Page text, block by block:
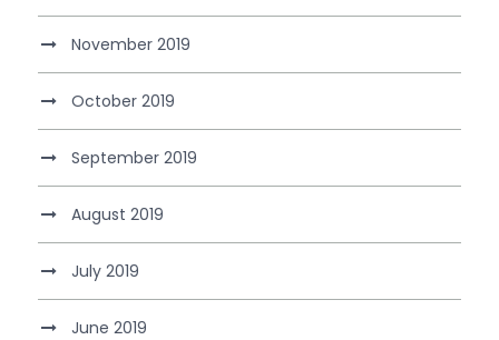
November 2019
October 2019
September 2019
August 2019
July 2019
June 2019